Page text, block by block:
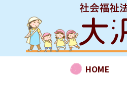
HOME